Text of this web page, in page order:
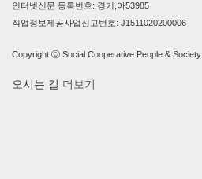
인터넷신문 등록번호: 경기,아53985
직업정보제공사업신고번호: J1511020200006
Copyright ⓒ Social Cooperative People & Society.
오시는 길 더보기